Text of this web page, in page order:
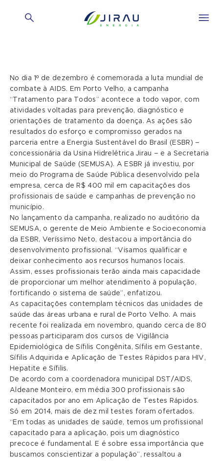
No dia 1º de dezembro é comemorada a luta mundial de
combate à AIDS. Em Porto Velho, a campanha
“Tratamento para Todos” acontece a todo vapor, com
atividades voltadas para prevenção, diagnóstico e
orientações de tratamento da doença. As ações são
resultados do esforço e compromisso gerados na
parceria entre a Energia Sustentável do Brasil (ESBR) –
concessionária da Usina Hidrelétrica Jirau – e a Secretaria
Municipal de Saúde (SEMUSA). A ESBR já investiu, por
meio do Programa de Saúde Pública desenvolvido pela
empresa, cerca de R$ 400 mil em capacitações dos
profissionais de saúde e campanhas de prevenção no
município.
No lançamento da campanha, realizado no auditório da
SEMUSA, o gerente de Meio Ambiente e Socioeconomia
da ESBR, Veríssimo Neto, destacou a importância do
desenvolvimento profissional. “Visamos qualificar e
deixar conhecimento aos recursos humanos locais.
Assim, esses profissionais terão ainda mais capacidade
de proporcionar um melhor atendimento à população,
fortificando o sistema de saúde”, enfatizou.
As capacitações contemplam técnicos das unidades de
saúde das áreas urbana e rural de Porto Velho. A mais
recente foi realizada em novembro, quando cerca de 80
pessoas participaram dos cursos de Vigilância
Epidemiológica de Sífilis Congênita, Sífilis em Gestante,
Sífilis Adquirida e Aplicação de Testes Rápidos para HIV,
Hepatite e Sífilis.
De acordo com a coordenadora municipal DST/AIDS,
Aldeane Monteiro, em média 300 profissionais são
capacitados por ano em Aplicação de Testes Rápidos.
Só em 2014, mais de dez mil testes foram ofertados.
“Em todas as unidades de saúde, temos um profissional
capacitado para a aplicação, pois um diagnóstico
precoce é fundamental. E é sobre essa importância que
buscamos conscientizar a população”, ressaltou a